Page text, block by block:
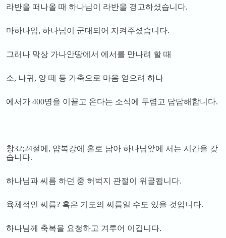
라반을 떠나올 때 하나님이 라반을 경고하셨습니다.
마하나임, 하나님이 군대되어 지켜주셨습니다.
그러나 막상 가나안땅에서 에서를 만나려 할 때
소, 나귀 , 양 떼 등 가축으로 마음 얻으려 하나
에서가 400명을 이끌고 온다는 소식에 두렵고 답답해합니다.
창32;24절에 , 얍복강에 홀로 남아 하나님앞에 서는 시간을 갖
습니다.
하나님과 씨름 하던 중 허벅지 관절이 위골됩니다.
육체적인 씨름? 혹은 기도의 씨름일 수도 있을 것입니다.
하나님께 축복을 요청하고 겨루어 이깁니다.